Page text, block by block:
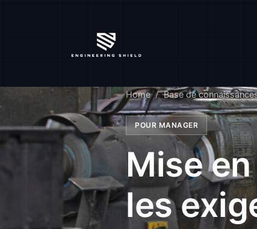
Home Base de
POUR MANAGER
Mise
les